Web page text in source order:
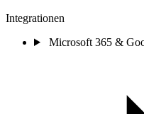
Integrationen
Microsoft 365 &